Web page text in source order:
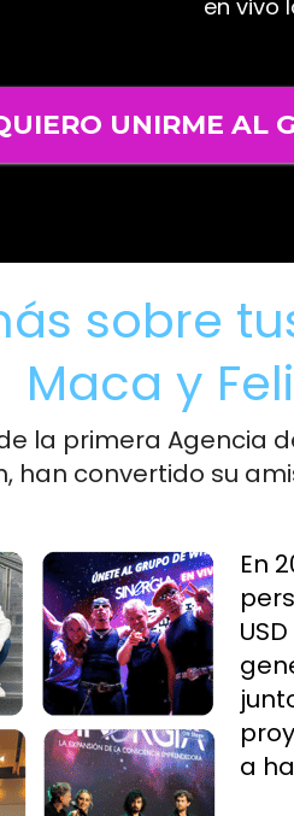
en vivo
UNIRME AL
sobre
Maca y
la primera Agencia
han convertido su
En
a